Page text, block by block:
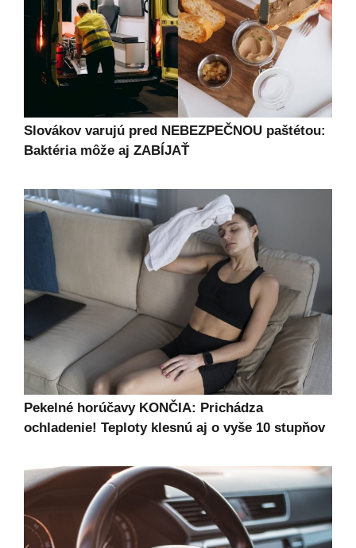
Slovákov varujú pred NEBEZPEČNOU paštétou:
Baktéria môže aj ZABÍJAŤ
Pekelné horúčavy KONČIA: Prichádza
ochladenie! Teploty klesnú aj o vyše 10 stupňov